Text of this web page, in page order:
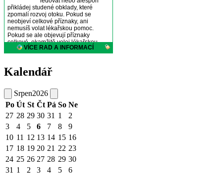
Kalendář
Srpen2026
Po Út St Čt Pá So Ne
27 28 29 30 31 1
2
3
4 5 6 7 8
9
10 11 12 13 14 15 16
17 18 19 20 21 22 23
24 25 26 27 28 29 30
31 1 2 3 4 5 6